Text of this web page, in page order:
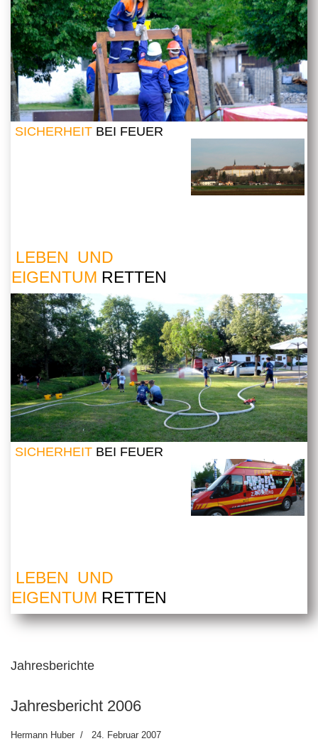
SICHERHEIT BEI FEUER
LEBEN UND
EIGENTUM RETTEN
SICHERHEIT BEI FEUER
LEBEN UND
EIGENTUM RETTEN
Jahresberichte
Jahresbericht 2006
Hermann Huber 24. Februar 2007